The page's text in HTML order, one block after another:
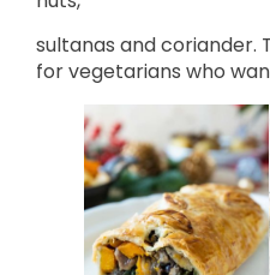
sultanas and coriander.
for vegetarians who